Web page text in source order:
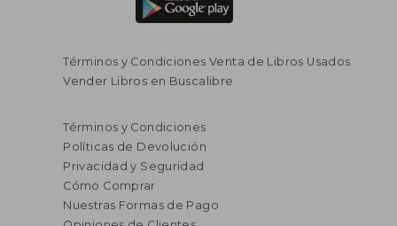
Términos y Condiciones Venta de Libros Usados
Vender Libros en Buscalibre
Términos y Condiciones
Políticas de Devolución
Privacidad y Seguridad
Cómo Comprar
Nuestras Formas de Pago